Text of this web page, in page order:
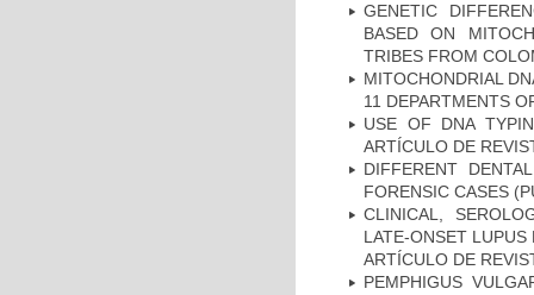
GENETIC
BASED ON
TRIBES FROM
MITOCHONDRIAL
11 DEPARTMENTS
USE OF DNA
ARTÍCULO DE
DIFFERENT
FORENSIC CASES
CLINICAL,
LATE-ONSET
ARTÍCULO DE
PEMPHIGUS